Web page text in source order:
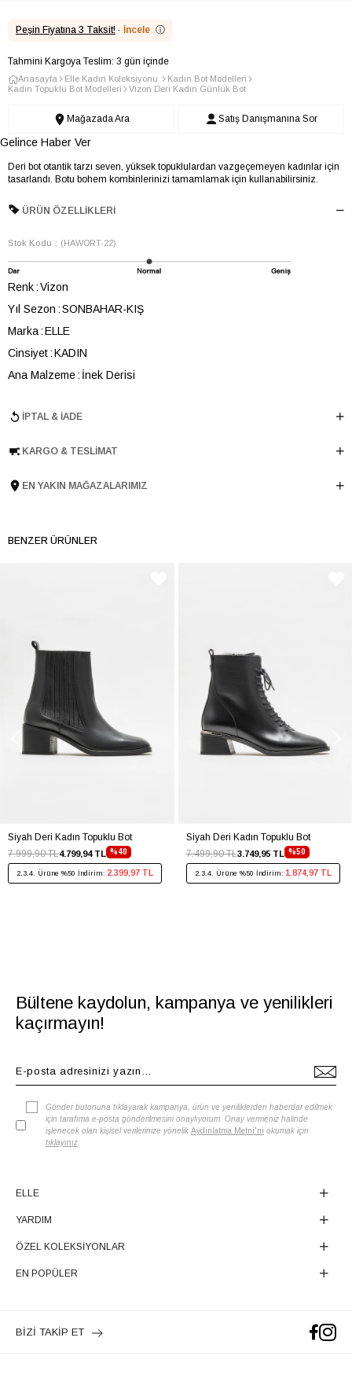
Peşin Fiyatına 3 Taksit! · İncele ⓘ
Tahmini Kargoya Teslim: 3 gün içinde
Anasayfa Elle Kadın Koleksiyonu
Kadın Bot Modelleri
Kadın Topuklu Bot Modelleri
Vizon Deri Kadın Günlük Bot
Mağazada Ara Satış Danışmanına Sor
Gelince Haber Ver
Deri bot otantik tarzı seven, yüksek topuklulardan vazgeçemeyen kadınlar için
tasarlandı. Botu bohem kombinlerinizi tamamlamak için kullanabilirsiniz.
ÜRÜN ÖZELLIKLERI
Stok Kodu (HAWORT-22)
Renk Vizon
Yıl Sezon SONBAHAR-KIŞ
Marka ELLE
Cinsiyet KADIN
Ana Malzeme İnek Derisi
Topuk Boyu 7 cm
Menşei TURKIYE
İPTAL & İADE
KARGO & TESLIMAT
EN YAKIN MAĞAZALARIMIZ
BENZER ÜRÜNLER
Siyah Deri Kadın Topuklu Bot
%40
4.799,94 TL
7.999,90 TL
2.3.4. Ürüne %50 İndirim: 2.399,97 TL
Siyah Deri Kadın Topuklu Bot
%50
3.749,95 TL
7.499,90 TL
2.3.4. Ürüne %50 İndirim: 1.874,97 TL
Bültene kaydolun, kampanya ve yenilikleri
kaçırmayın!
Gönder butonuna tıklayarak kampanya, ürün ve yeniliklerden haberdar edilmek
için tarafıma e-posta gönderilmesini onaylıyorum. Onay vermeniz halinde
işlenecek olan kişisel verilerinize yönelik Aydınlatma Metni'ni okumak için
tıklayınız
ELLE
YARDIM
ÖZEL KOLEKSİYONLAR
EN POPÜLER
BİZİ TAKİP ET